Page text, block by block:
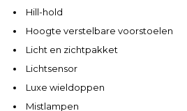
Hill-hold
Hoogte verstelbare voorstoelen
Licht en zichtpakket
Lichtsensor
Luxe wieldoppen
Mistlampen